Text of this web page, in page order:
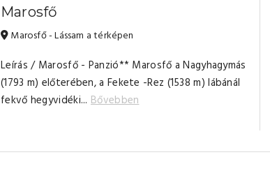
Marosfő
Marosfő - Lássam a térképen
Leírás / Marosfő - Panzió** Marosfő a Nagyhagymás
(1793 m) előterében, a Fekete -Rez (1538 m) lábánál
fekvő hegyvidéki...Bővebben